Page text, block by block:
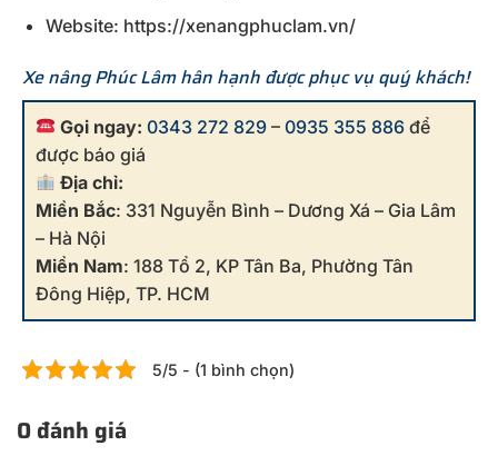
Website: https://xenangphuclam.vn/
Xe nâng Phúc Lâm hân hạnh được phục vụ quý khách!
Gọi ngay: 0343 272 829 –0935 355 886 để
được báo giá
Địa chỉ:
Miền Bắc: 331 Nguyễn Bình – Dương Xá – Gia Lâm
– Hà Nội
Miền Nam: 188 Tổ 2, KP Tân Ba, Phường Tân
Đông Hiệp, TP. HCM
5/5 - (1 bình chọn)
0 đánh giá